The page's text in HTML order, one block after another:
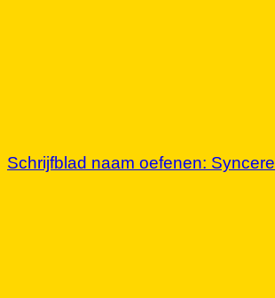
Schrijfblad naam oefenen: Syncere